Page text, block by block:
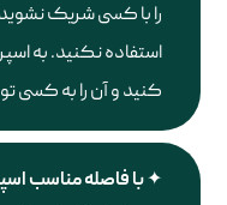
را با کسی شریک
استفاده نکنید. به
کنید و آن را به کسی
با فاصله مناسب